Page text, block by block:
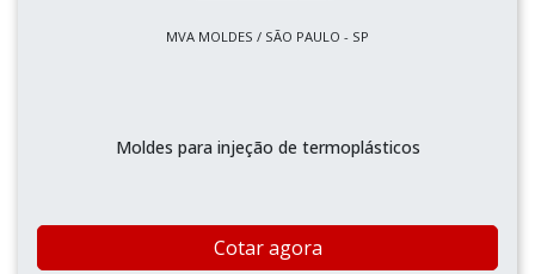
MVA MOLDES / SÃO PAULO - SP
Moldes para injeção de termoplásticos
Cotar agora